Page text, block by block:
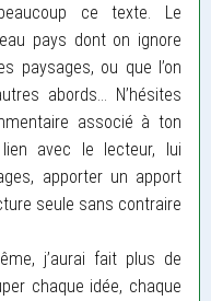
ce texte. Le
pays dont on ignore
paysages, ou que l’on
abords... N’hésites
associé à ton
avec le lecteur, lui
apporter un apport
seule sans contraire
j’aurai fait plus de
chaque idée, chaque